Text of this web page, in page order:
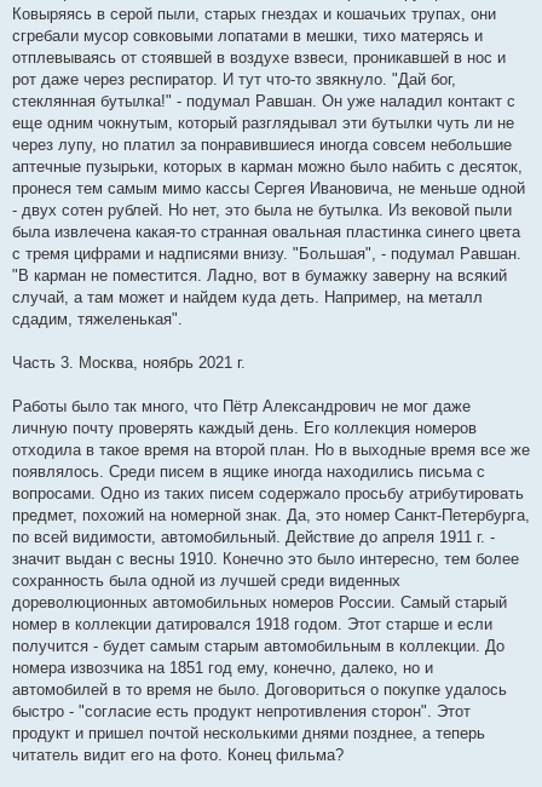
Ковыряясь в серой пыли, старых гнездах и кошачьих трупах, они
сгребали мусор совковыми лопатами в мешки, тихо матерясь и
отплевываясь от стоявшей в воздухе взвеси, проникавшей в нос и
рот даже через респиратор. И тут что-то звякнуло. "Дай бог,
стеклянная бутылка!" - подумал Равшан. Он уже наладил контакт с
еще одним чокнутым, который разглядывал эти бутылки чуть ли не
через лупу, но платил за понравившиеся иногда совсем небольшие
аптечные пузырьки, которых в карман можно было набить с десяток,
пронеся тем самым мимо кассы Сергея Ивановича, не меньше одной
- двух сотен рублей. Но нет, это была не бутылка. Из вековой пыли
была извлечена какая-то странная овальная пластинка синего цвета
с тремя цифрами и надписями внизу. "Большая", - подумал Равшан.
"В карман не поместится. Ладно, вот в бумажку заверну на всякий
случай, а там может и найдем куда деть. Например, на металл
сдадим, тяжеленькая".
Часть 3. Москва, ноябрь 2021 г.
Работы было так много, что Пётр Александрович не мог даже
личную почту проверять каждый день. Его коллекция номеров
отходила в такое время на второй план. Но в выходные время все же
появлялось. Среди писем в ящике иногда находились письма с
вопросами. Одно из таких писем содержало просьбу атрибутировать
предмет, похожий на номерной знак. Да, это номер Санкт-Петербурга,
по всей видимости, автомобильный. Действие до апреля 1911 г. -
значит выдан с весны 1910. Конечно это было интересно, тем более
сохранность была одной из лучшей среди виденных
дореволюционных автомобильных номеров России. Самый старый
номер в коллекции датировался 1918 годом. Этот старше и если
получится - будет самым старым автомобильным в коллекции. До
номера извозчика на 1851 год ему, конечно, далеко, но и
автомобилей в то время не было. Договориться о покупке удалось
быстро - "согласие есть продукт непротивления сторон". Этот
продукт и пришел почтой несколькими днями позднее, а теперь
читатель видит его на фото. Конец фильма?